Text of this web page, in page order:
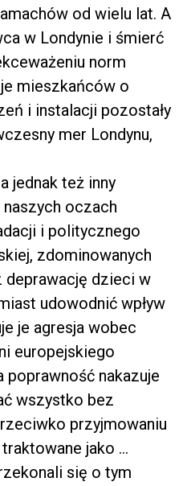
od wielu lat. A
w Londynie i śmierć
norm
mieszkańców o
i instalacji pozostały
mer Londynu,
jednak też inny
naszych oczach
i politycznego
zdominowanych
dzieci w
udowodnić wpływ
je agresja wobec
europejskiego
nakazuje
wszystko bez
przyjmowaniu
jako …
się o tym